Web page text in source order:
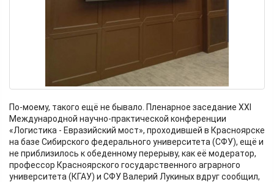
По-моему, такого ещё не бывало. Пленарное заседание XXI
Международной научно-практической конференции
«Логистика - Евразийский мост», проходившей в Красноярске
на базе Сибирского федерального университета (СФУ), ещё и
не приблизилось к обеденному перерыву, как её модератор,
профессор Красноярского государственного аграрного
университета (КГАУ) и СФУ Валерий Лукиных вдруг сообщил,